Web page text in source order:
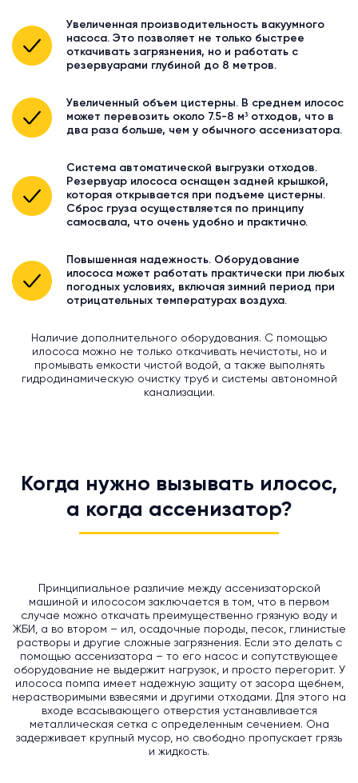
Увеличенная производительность вакуумного
насоса. Это позволяет не только быстрее
откачивать загрязнения, но и работать с
резервуарами глубиной до 8 метров.
Увеличенный объем цистерны. В среднем илосос
может перевозить около 7.5-8 м³ отходов, что в
два раза больше, чем у обычного ассенизатора.
Система автоматической выгрузки отходов.
Резервуар илососа оснащен задней крышкой,
которая открывается при подъеме цистерны.
Сброс груза осуществляется по принципу
самосвала, что очень удобно и практично.
Повышенная надежность. Оборудование
илососа может работать практически при любых
погодных условиях, включая зимний период при
отрицательных температурах воздуха.
Наличие дополнительного оборудования. С помощью
илососа можно не только откачивать нечистоты, но и
промывать емкости чистой водой, а также выполнять
гидродинамическую очистку труб и системы автономной
канализации.
Когда нужно вызывать илосос,
а когда ассенизатор?
Принципиальное различие между ассенизаторской
машиной и илососом заключается в том, что в первом
случае можно откачать преимущественно грязную воду и
ЖБИ, а во втором – ил, осадочные породы, песок, глинистые
растворы и другие сложные загрязнения. Если это делать с
помощью ассенизатора – то его насос и сопутствующее
оборудование не выдержит нагрузок, и просто перегорит. У
илососа помпа имеет надежную защиту от засора щебнем,
нерастворимыми взвесями и другими отходами. Для этого на
входе всасывающего отверстия устанавливается
металлическая сетка с определенным сечением. Она
задерживает крупный мусор, но свободно пропускает грязь
и жидкость.